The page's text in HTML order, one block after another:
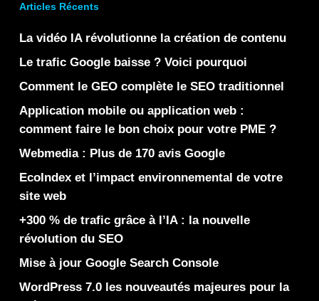
Articles Récents
La vidéo IA révolutionne la création de contenu
Le trafic Google baisse ? Voici pourquoi
Comment le GEO complète le SEO traditionnel
Application mobile ou application web :
comment faire le bon choix pour votre PME ?
Webmedia : Plus de 170 avis Google
EcoIndex et l’impact environnemental de votre
site web
+300 % de trafic grâce à l’IA : la nouvelle
révolution du SEO
Mise à jour Google Search Console
WordPress 7.0 les nouveautés majeures pour la